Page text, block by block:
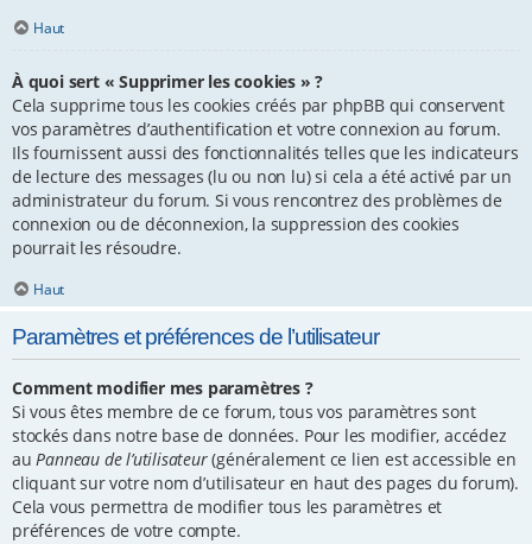
Haut
À quoi sert « Supprimer les cookies » ?
Cela supprime tous les cookies créés par phpBB qui conservent
vos paramètres d’authentification et votre connexion au forum.
Ils fournissent aussi des fonctionnalités telles que les indicateurs
de lecture des messages (lu ou non lu) si cela a été activé par un
administrateur du forum. Si vous rencontrez des problèmes de
connexion ou de déconnexion, la suppression des cookies
pourrait les résoudre.
Haut
Paramètres et préférences de l’utilisateur
Comment modifier mes paramètres ?
Si vous êtes membre de ce forum, tous vos paramètres sont
stockés dans notre base de données. Pour les modifier, accédez
auPanneau de l’utilisateur(généralement ce lien est accessible en
cliquant sur votre nom d’utilisateur en haut des pages du forum).
Cela vous permettra de modifier tous les paramètres et
préférences de votre compte.